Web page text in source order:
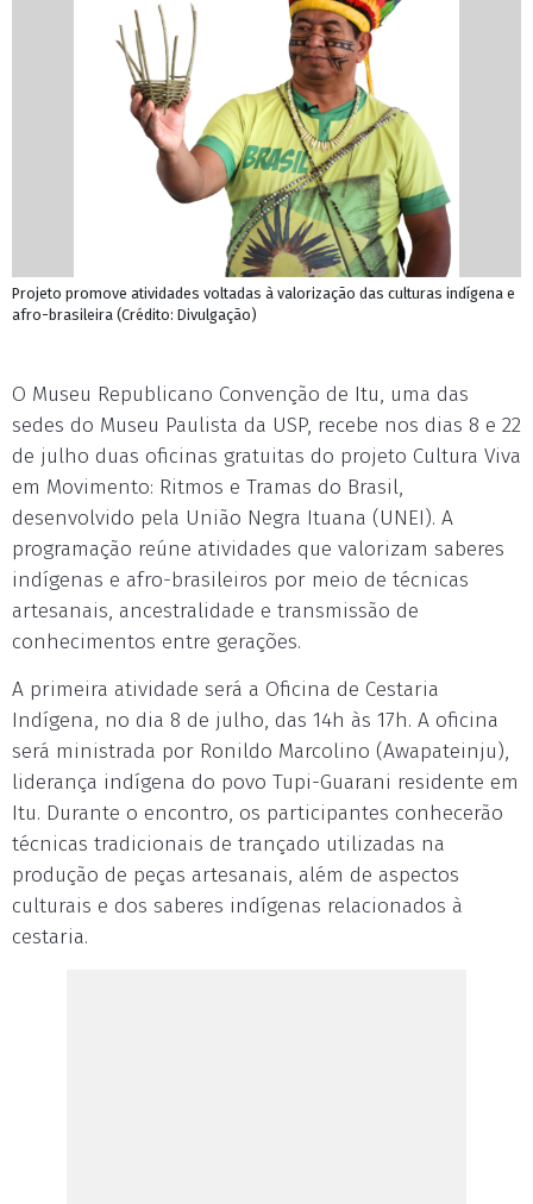
Projeto promove atividades voltadas à valorização das culturas indígena e
afro-brasileira (Crédito: Divulgação)
O Museu Republicano Convenção de Itu, uma das
sedes do Museu Paulista da USP, recebe nos dias 8 e 22
de julho duas oficinas gratuitas do projeto Cultura Viva
em Movimento: Ritmos e Tramas do Brasil,
desenvolvido pela União Negra Ituana (UNEI). A
programação reúne atividades que valorizam saberes
indígenas e afro-brasileiros por meio de técnicas
artesanais, ancestralidade e transmissão de
conhecimentos entre gerações.
A primeira atividade será a Oficina de Cestaria
Indígena, no dia 8 de julho, das 14h às 17h. A oficina
será ministrada por Ronildo Marcolino (Awapateinju),
liderança indígena do povo Tupi-Guarani residente em
Itu. Durante o encontro, os participantes conhecerão
técnicas tradicionais de trançado utilizadas na
produção de peças artesanais, além de aspectos
culturais e dos saberes indígenas relacionados à
cestaria.